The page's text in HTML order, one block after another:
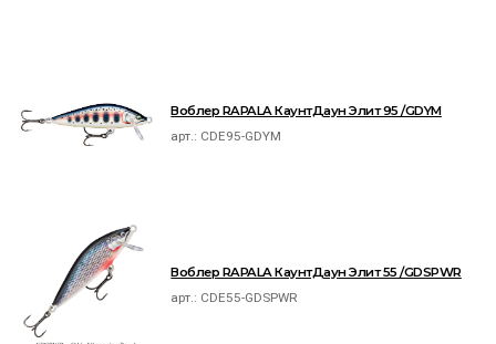
Воблер RAPALA КаунтДаун Элит 95 /GDYM
арт.: CDE95-GDYM
Воблер RAPALA КаунтДаун Элит 55 /GDSPWR
арт.: CDE55-GDSPWR